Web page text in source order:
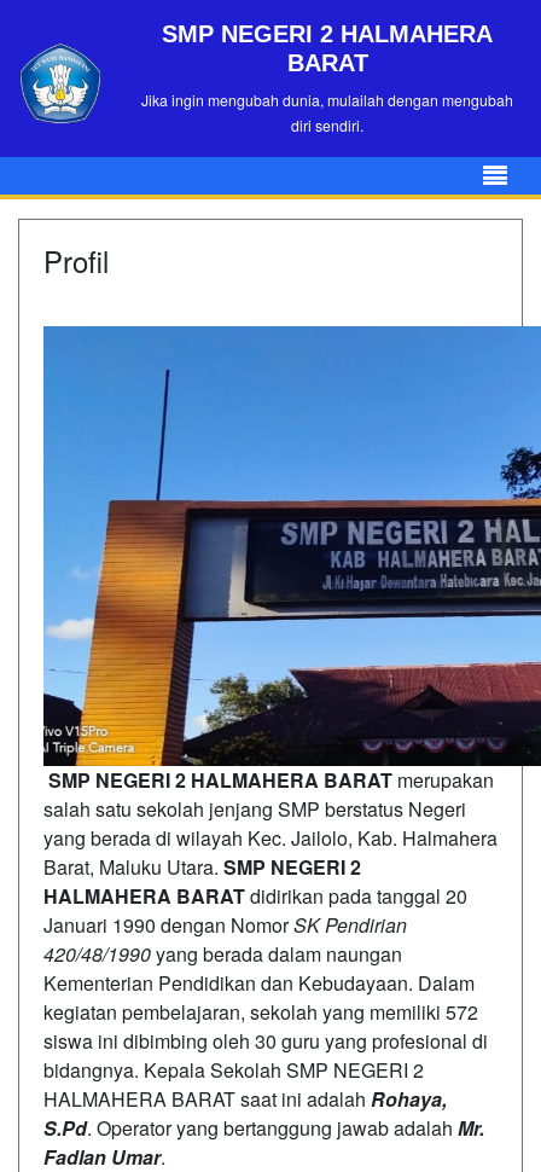
SMP NEGERI 2 HALMAHERA
BARAT
Jika ingin mengubah dunia, mulailah dengan mengubah
diri sendiri.
Profil
SMP NEGERI 2 HALMAHERA BARAT merupakan
salah satu sekolah jenjang SMP berstatus Negeri
yang berada di wilayah Kec. Jailolo, Kab. Halmahera
Barat, Maluku Utara. SMP NEGERI 2
HALMAHERA BARATdidirikan pada tanggal 20
Januari 1990 dengan NomorSK Pendirian
420/48/1990yang berada dalam naungan
Kementerian Pendidikan dan Kebudayaan. Dalam
kegiatan pembelajaran, sekolah yang memiliki 572
siswa ini dibimbing oleh 30 guru yang profesional di
bidangnya. Kepala Sekolah SMP NEGERI 2
HALMAHERA BARAT saat ini adalah Rohaya,
S.Pd. Operator yang bertanggung jawab adalah Mr.
Fadlan Umar.